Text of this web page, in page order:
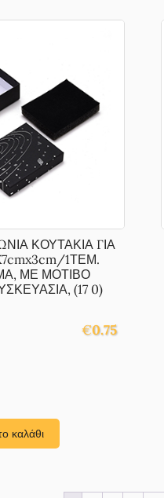
ΚΟΥΤΑΚΙΑ ΓΙΑ
1ΤΕΜ.
ΜΕ ΜΟΤΙΒΟ
(17 0)
€0.75
καλάθι